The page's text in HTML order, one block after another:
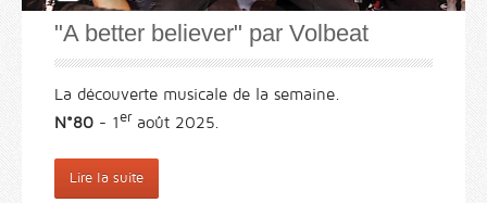
"A better believer" par Volbeat
La découverte musicale de la semaine.
N°80 - 1er août 2025.
Lire la suite